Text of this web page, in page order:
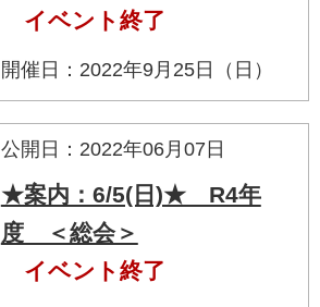
イベント終了
開催日：2022年9月25日（日）
公開日：2022年06月07日
★案内：6/5(日)★ R4年
度 ＜総会＞
イベント終了